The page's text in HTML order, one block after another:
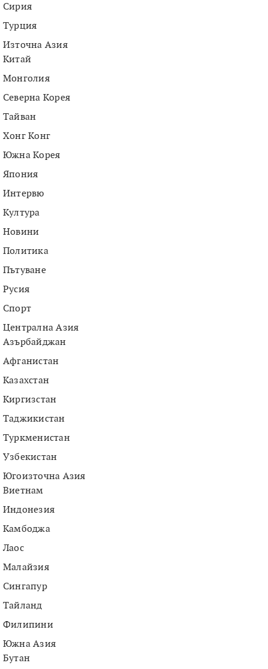
Сирия
Турция
Източна Азия
Китай
Монголия
Северна Корея
Тайван
Хонг Конг
Южна Корея
Япония
Интервю
Култура
Новини
Политика
Пътуване
Русия
Спорт
Централна Азия
Азърбайджан
Афганистан
Казахстан
Киргизстан
Таджикистан
Туркменистан
Узбекистан
Югоизточна Азия
Виетнам
Индонезия
Камбоджа
Лаос
Малайзия
Сингапур
Тайланд
Филипини
Южна Азия
Бутан